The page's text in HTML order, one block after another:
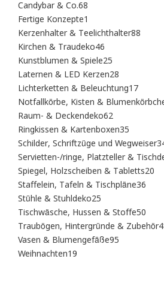
Candybar & Co.68
Fertige Konzepte1
Kerzenhalter & Teelichthalter88
Kirchen & Traudeko46
Kunstblumen & Spiele25
Laternen & LED Kerzen28
Lichterketten & Beleuchtung17
Notfallkörbe, Kisten &
Raum- & Deckendeko62
Ringkissen & Kartenboxen35
Schilder, Schriftzüge und Wegweiser
Servietten-/ringe, Platzteller &
Spiegel, Holzscheiben & Tabletts20
Staffelein, Tafeln & Tischpläne36
Stühle & Stuhldeko25
Tischwäsche, Hussen & Stoffe50
Traubögen, Hintergründe & Zubehör
Vasen & Blumengefäße95
Weihnachten19